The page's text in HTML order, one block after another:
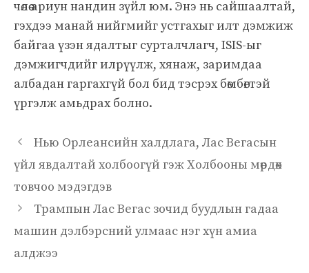
чөлөө ариун нандин зүйл юм. Энэ нь сайшаалтай,
гэхдээ манай нийгмийг устгахыг илт дэмжиж
байгаа үзэн ядалтыг сурталчлагч, ISIS-ыг
дэмжигчдийг илрүүлж, хянаж, заримдаа
албадан гаргахгүй бол бид тэсрэх бөмбөгтэй
үргэлж амьдрах болно.
Нью Орлеансийн халдлага, Лас Вегасын
үйл явдалтай холбоогүй гэж Холбооны мөрдөх
товчоо мэдэгдэв
Трампын Лас Вегас зочид буудлын гадаа
машин дэлбэрсний улмаас нэг хүн амиа
алджээ